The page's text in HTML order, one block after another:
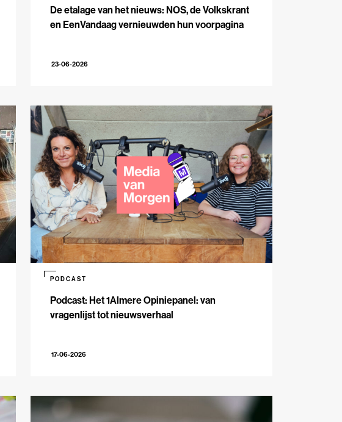
De etalage van het nieuws: NOS, de Volkskrant
en EenVandaag vernieuwden hun voorpagina
23-06-2026
Podcast: Het 1Almere Opiniepanel: van
vragenlijst tot nieuwsverhaal
PODCAST
17-06-2026